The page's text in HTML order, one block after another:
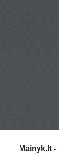
Mainyk.lt -